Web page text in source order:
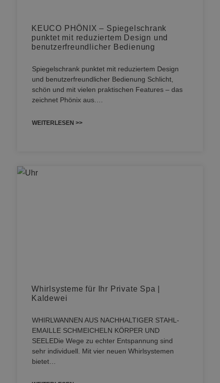
KEUCO PHÖNIX – Spiegelschrank
punktet mit reduziertem Design und
benutzerfreundlicher Bedienung
Spiegelschrank punktet mit reduziertem Design
und benutzerfreundlicher Bedienung Schlicht,
schön und mit vielen praktischen Features – das
zeichnet Phönix aus.…
WEITERLESEN >>
Whirlsysteme für Ihr Private Spa |
Kaldewei
WHIRLWANNEN AUS NACHHALTIGER STAHL-
EMAILLE SCHMEICHELN KÖRPER UND
SEELEDie Wege zu echter Entspannung sind
sehr individuell. Mit vier neuen Whirlsystemen
bietet…